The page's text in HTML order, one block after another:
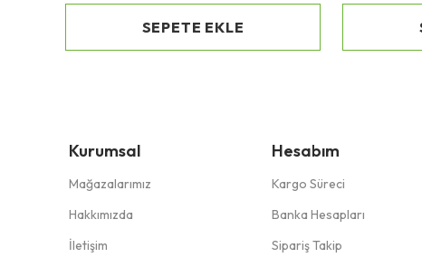
SEPETE EKLE
Kurumsal
Mağazalarımız
Hakkımızda
İletişim
Hesabım
Kargo Süreci
Banka Hesapları
Sipariş Takip